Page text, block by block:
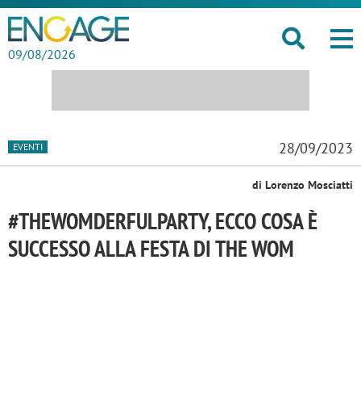
09/08/2026
EVENTI 28/09/2023
di Lorenzo Mosciatti
#THEWOMDERFULPARTY, ECCO COSA È
SUCCESSO ALLA FESTA DI THE WOM